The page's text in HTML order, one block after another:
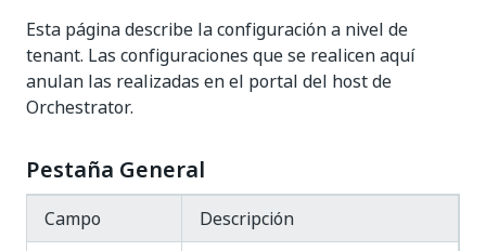
Esta página describe la configuración a nivel de
tenant. Las configuraciones que se realicen aquí
anulan las realizadas en el portal del host de
Orchestrator.
Pestaña General
Campo
Descripción